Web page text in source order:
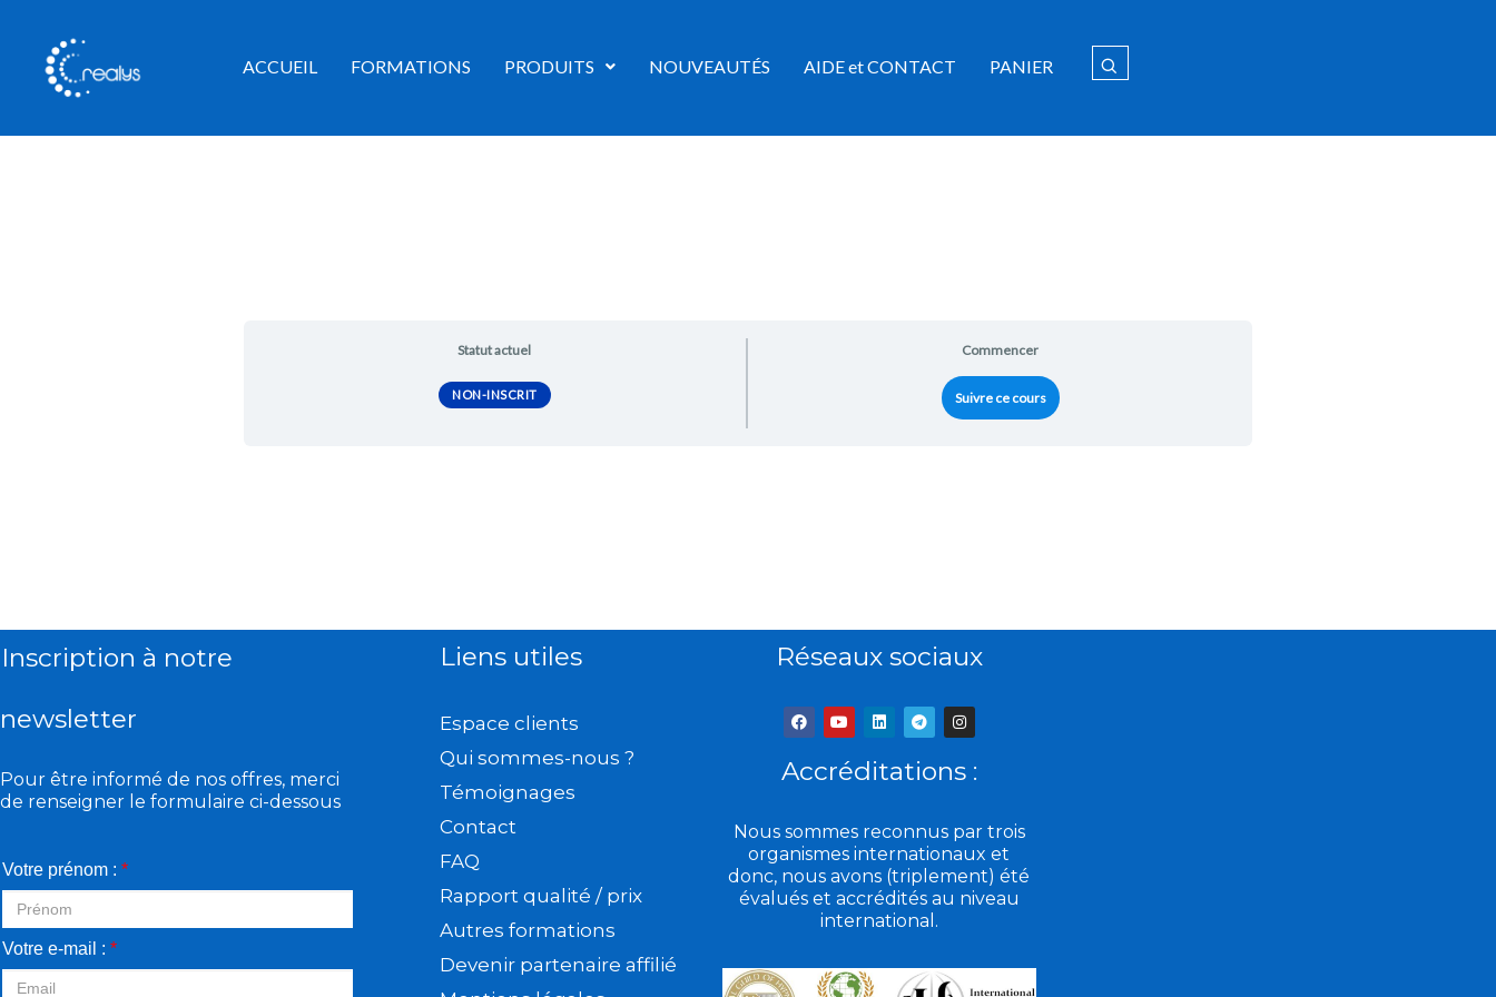
contenu
ACCUEIL FORMATIONS PRODUITS NOUVEAUTÉS AIDE et CONTACT PANIER
Statut actuel
NON-INSCRIT
Commencer
Suivre ce cours
Inscription à notre
newsletter
Pour être informé de nos offres, merci
de renseigner le formulaire ci-dessous
Votre prénom : *
Votre e-mail : *
Liens utiles
Espace clients
Qui sommes-nous ?
Témoignages
Contact
FAQ
Rapport qualité / prix
Autres formations
Devenir partenaire affilié
Réseaux sociaux
F
a
c
b
Y
o
u
t
u
L
i
k
e
T
e
l
e
g
I
n
s
a
m
Accréditations :
Nous sommes reconnus par trois
organismes internationaux et
donc, nous avons (triplement) été
évalués et accrédités au niveau
international.